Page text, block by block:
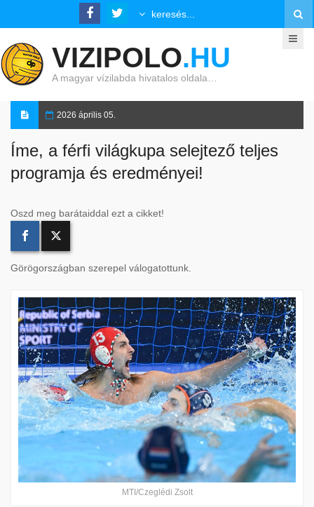
VIZIPOLO.HU
A magyar vízilabda hivatalos oldala…
2026 április 05.
Íme, a férfi világkupa selejtező teljes
programja és eredményei!
Oszd meg barátaiddal ezt a cikket!
Görögországban szerepel válogatottunk.
MTI/Czeglédi Zsolt